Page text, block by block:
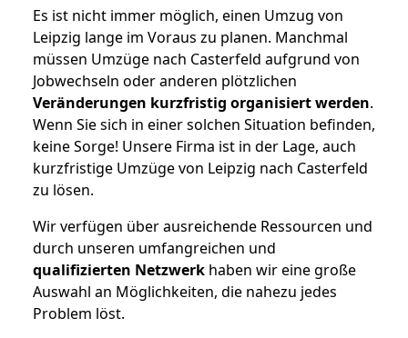
Es ist nicht immer möglich, einen Umzug von
Leipzig lange im Voraus zu planen. Manchmal
müssen Umzüge nach Casterfeld aufgrund von
Jobwechseln oder anderen plötzlichen
Veränderungen kurzfristig organisiert werden.
Wenn Sie sich in einer solchen Situation befinden,
keine Sorge! Unsere Firma ist in der Lage, auch
kurzfristige Umzüge von Leipzig nach Casterfeld
zu lösen.
Wir verfügen über ausreichende Ressourcen und
durch unseren umfangreichen und
qualifizierten Netzwerk haben wir eine große
Auswahl an Möglichkeiten, die nahezu jedes
Problem löst.